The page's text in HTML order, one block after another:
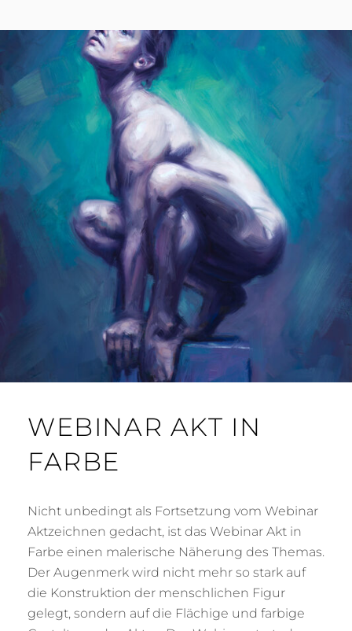
KÜNSTLER“
WEBINAR AKT IN
FARBE
Nicht unbedingt als Fortsetzung vom Webinar
Aktzeichnen gedacht, ist das Webinar Akt in
Farbe einen malerische Näherung des Themas.
Der Augenmerk wird nicht mehr so stark auf
die Konstruktion der menschlichen Figur
gelegt, sondern auf die Flächige und farbige